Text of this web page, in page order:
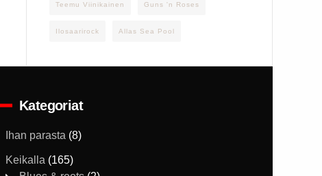
Teemu Viinikainen Guns 'n Roses
Ilosaarirock Allas Sea Pool
Kategoriat
Ihan parasta (8)
Keikalla (165)